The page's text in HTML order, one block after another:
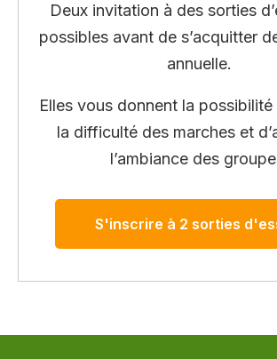
Deux invitation à des sorties
possibles avant de s’acquitter
annuelle.
Elles vous donnent la possibilité
la difficulté des marches et
l’ambiance des
S'inscrire à 2 sorties